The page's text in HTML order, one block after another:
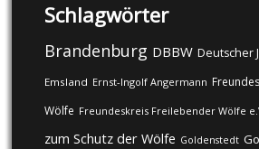
Schlagwörter
Brandenburg DBBW Deutscher
Emsland Ernst-Ingolf Angermann
Wölfe Freundeskreis Freilebender Wölfe
zum Schutz der Wölfe Goldenstedt